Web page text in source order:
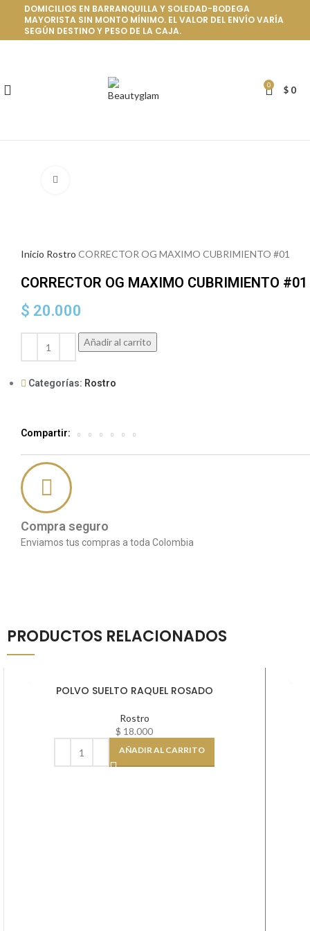
DOMICILIOS EN BARRANQUILLA Y SOLEDAD-BODEGA
MAYORISTA SIN MONTO MÍNIMO. EL VALOR DEL ENVÍO VARÍA
SEGÚN DESTINO Y PESO DE LA CAJA.
0 $0
Inicio Rostro CORRECTOR OG MAXIMO CUBRIMIENTO #01
CORRECTOR OG MAXIMO CUBRIMIENTO #01
$ 20.000
Añadir al carrito
Categorías: Rostro
Compartir:
Compra seguro
Enviamos tus compras a toda Colombia
PRODUCTOS RELACIONADOS
POLVO SUELTO RAQUEL ROSADO
Rostro
$ 18.000
AÑADIR AL CARRITO